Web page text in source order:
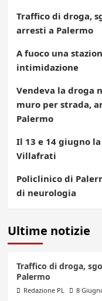
Traffico di droga,
arresti a Palermo
A fuoco una
intimidazione
Vendeva la droga
muro per strada,
Palermo
Il 13 e 14 giugno
Villafrati
Policlinico di
di neurologia
Ultime notizie
Traffico di droga,
Palermo
Redazione PL 8